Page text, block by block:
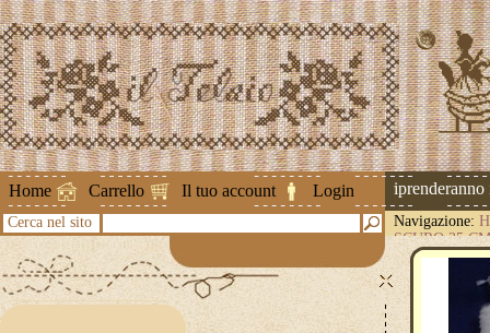
Home Carrello Il tuo account Login
Attenzione ! Le spedizioni riprenderanno il
Cerca nel sito Navigazione:
SCURO 35 CM